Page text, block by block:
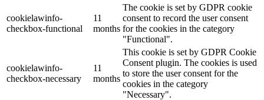
cookielawinfo-
checkbox-functional
11
months
The cookie is set by GDPR cookie
consent to record the user consent
for the cookies in the category
"Functional".
cookielawinfo-
checkbox-necessary
11
months
This cookie is set by GDPR Cookie
Consent plugin. The cookies is used
to store the user consent for the
cookies in the category
"Necessary".